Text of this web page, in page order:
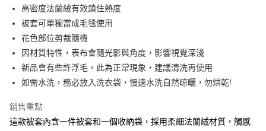
ATM付款
運送方式
全家取貨付款
每筆NT$60，滿NT$599(含以上)免運費
離島-全家取貨付款
每筆NT$60
高密度法蘭絨有效鎖住熱度
被套可單獨當成毛毯使用
花色部位剪裁隨機
因材質特性，表布會隨光影與角度，影響視覺深淺
新品會有些許浮毛，此為正常現象，建議清洗再使用
如需水洗，務必放入洗衣袋，慢速水洗自然晾曬，勿烘乾!
銷售重點
這款被套內含一件被套和一個收納袋，採用柔細法蘭絨材質，觸感